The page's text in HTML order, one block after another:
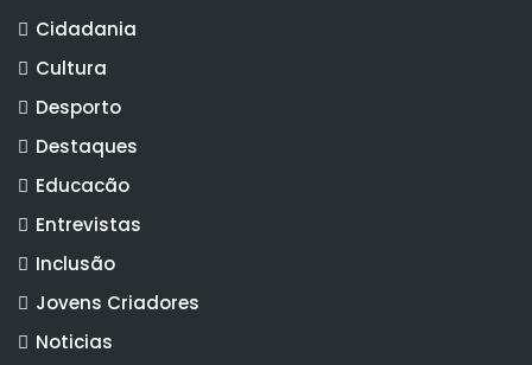
Cidadania
Cultura
Desporto
Destaques
Educacão
Entrevistas
Inclusão
Jovens Criadores
Noticias